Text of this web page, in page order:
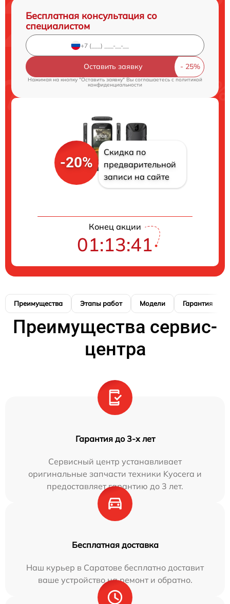
Бесплатная консультация со
специалистом
Оставить заявку
Нажимая на кнопку "Оставить заявку" Вы соглашаетесь cполитикой
конфиденциальности
-20%
Скидка по
предварительной
записи на сайте
Конец акции
01:13:41
Преимущества Этапы работ Модели Гарантия
Преимущества сервис-
центра
Гарантия до 3-х лет
Сервисный центр устанавливает
оригинальные запчасти техники Kyocera и
предоставляет гарантию до 3 лет.
Бесплатная доставка
Наш курьер в Саратове бесплатно доставит
ваше устройство на ремонт и обратно.